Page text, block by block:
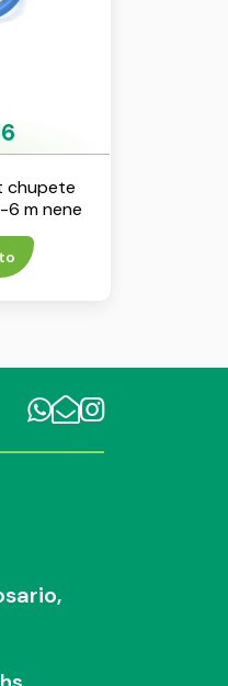
chupete
6 m nene